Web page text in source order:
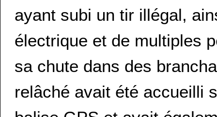
ayant subi un tir illégal,
électrique et de multiples
sa chute dans des
relâché avait été accueilli